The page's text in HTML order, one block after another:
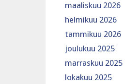
maaliskuu 2026
helmikuu 2026
tammikuu 2026
joulukuu 2025
marraskuu 2025
lokakuu 2025